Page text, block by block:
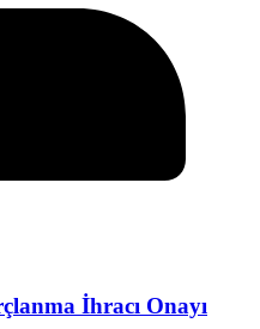
İhracı Onayı